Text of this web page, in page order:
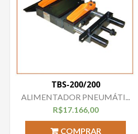
TBS-200/200
ALIMENTADOR PNEUMÁTI...
R$17.166,00
COMPRAR